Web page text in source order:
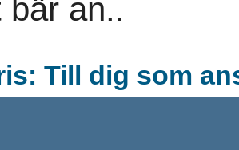
an..
Till dig som